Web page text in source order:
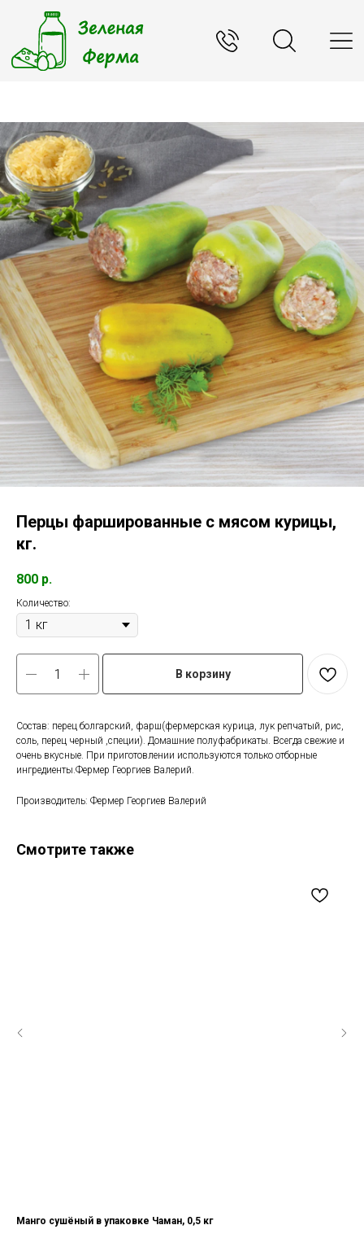
Перцы фаршированные с мясом курицы,
кг.
800 р.
Количество:
В корзину
Состав: перец болгарский, фарш(фермерская курица, лук репчатый, рис,
соль, перец черный ,специи). Домашние полуфабрикаты. Всегда свежие и
очень вкусные. При приготовлении используются только отборные
ингредиенты.Фермер Георгиев Валерий.
Производитель: Фермер Георгиев Валерий
Смотрите также
Манго сушёный в упаковке Чаман, 0,5 кг